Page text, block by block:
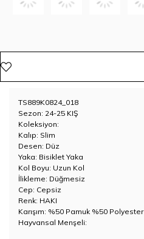
TS889K0824_018
Sezon: 24-25 KIŞ
Koleksiyon:
Kalıp: Slim
Desen: Düz
Yaka: Bisiklet Yaka
Kol Boyu: Uzun Kol
İlikleme: Düğmesiz
Cep: Cepsiz
Renk: HAKI
Karışım: %50 Pamuk %50 Polyester
Hayvansal Menşeli: